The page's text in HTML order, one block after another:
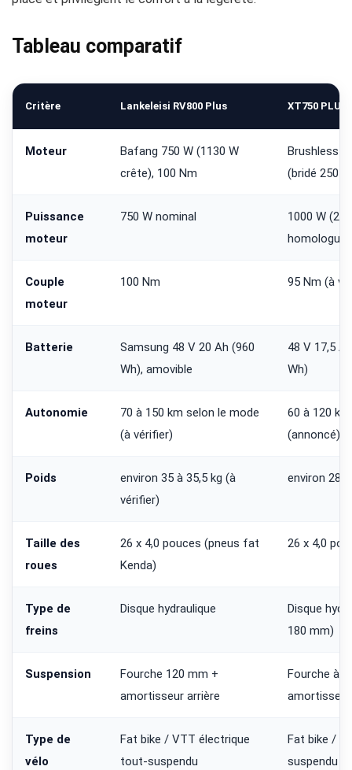
Tableau comparatif
Critère Lankeleisi RV800 Plus XT750 PLUS
Moteur
Bafang 750 W (1130 W
crête), 100 Nm
Brushless
(bridé 250
Puissance
moteur
750 W nominal
1000 W
Couple
moteur
100 Nm 95 Nm (à
Batterie
Samsung 48 V 20 Ah (960
Wh), amovible
48 V 17,5
Wh)
Autonomie
70 à 150 km selon le mode
(à vérifier)
60 à 120
(annoncé)
Poids
environ 35 à 35,5 kg (à
vérifier)
environ 28,5
Taille des
roues
26 x 4,0 pouces (pneus fat
Kenda)
26 x 4,0
Type de
freins
Disque hydraulique
Disque
180 mm)
Suspension
Fourche 120 mm +
amortisseur arrière
Fourche à
Type de
vélo
Fat bike / VTT électrique
tout-suspendu
Fat bike /
suspendu